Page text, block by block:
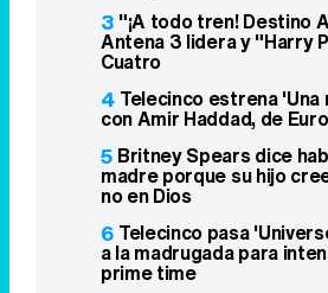
3 "¡A todo tren! Destino
Antena 3 lidera y "Harry
Cuatro
4 Telecinco estrena
con Amir Haddad, de
5 Britney Spears dice
madre porque su hijo
no en Dios
6 Telecinco pasa
a la madrugada para
prime time